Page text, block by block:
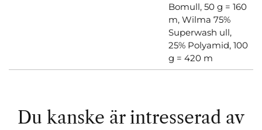
Bomull, 50 g = 160
m, Wilma 75%
Superwash ull,
25% Polyamid, 100
g = 420 m
Du kanske är intresserad av